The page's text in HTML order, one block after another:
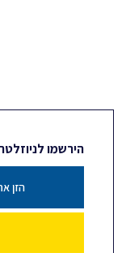
הירשמו